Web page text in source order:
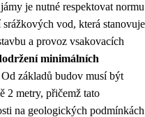
je nutné respektovat normu
vod, která stanovuje
a provoz vsakovacích
minimálních
Od základů budov musí být
2 metry, přičemž tato
na geologických podmínkách